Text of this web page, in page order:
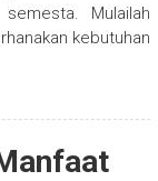
Mulailah
kebutuhan